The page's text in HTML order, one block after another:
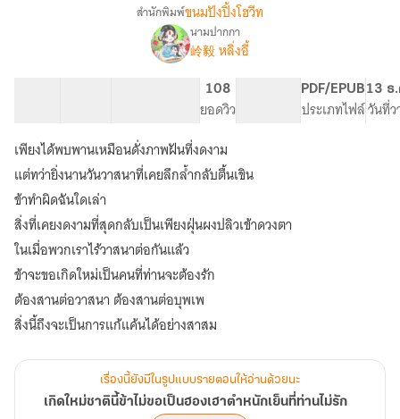
ฮองเฮา
เย็น
ที่
ท่าน
ไม่
เรื่อง
เกิด
ใหม่
ชาติ
นี้
ข้า
ไม่
ขอ
เป็น
ตำหนัก
เย็น
ท่าน
ไม่
รัก
สำนักพิมพ์ขนมปังปิ้งโฮวีท
นามปากกา
岭毅 หลิ่งอี้
108
ยอดวิว
PDF/EPUB
ประเภทไฟล์
13 ธ
วันที่ว
เพียงได้พบพานเหมือนดั่งภาพฝันที่งดงาม
แต่ทว่ายิ่งนานวันวาสนาที่เคยลึกล้ำกลับตื้นเขิน
ข้าทำผิดฉันใดเล่า
สิ่งที่เคยงดงามที่สุดกลับเป็นเพียงฝุ่นผงปลิวเข้าดวงตา
ในเมื่อพวกเราไร้วาสนาต่อกันแล้ว
ข้าจะขอเกิดใหม่เป็นคนที่ท่านจะต้องรัก
ต้องสานต่อวาสนา ต้องสานต่อบุพเพ
สิ่งนี้ถึงจะเป็นการแก้แค้นได้อย่างสาสม
เรื่องนี้ยังมีในรูปแบบรายตอนให้อ่านด้วยนะ
เกิดใหม่ชาตินี้ข้าไม่ขอเป็นฮองเฮาตำหนักเย็นที่ท่านไม่รัก